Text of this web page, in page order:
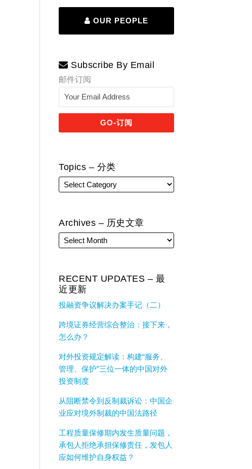
OUR PEOPLE
Subscribe By Email
邮件订阅
Topics – 分类
Archives – 历史文章
RECENT UPDATES – 最
近更新
投融资争议解决办案手记（二）
跨境证券经营综合整治：接下来，
怎么办？
对外投资规定解读：构建“服务、
管理、保护”三位一体的中国对外
投资制度
从阻断禁令到反制裁诉讼：中国企
业应对境外制裁的中国法路径
工程质量保修期内发生质量问题，
承包人拒绝承担保修责任，发包人
应如何维护自身权益？